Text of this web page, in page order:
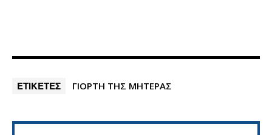
ΕΤΙΚΕΤΕΣ ΓΙΟΡΤΗ ΤΗΣ ΜΗΤΕΡΑΣ